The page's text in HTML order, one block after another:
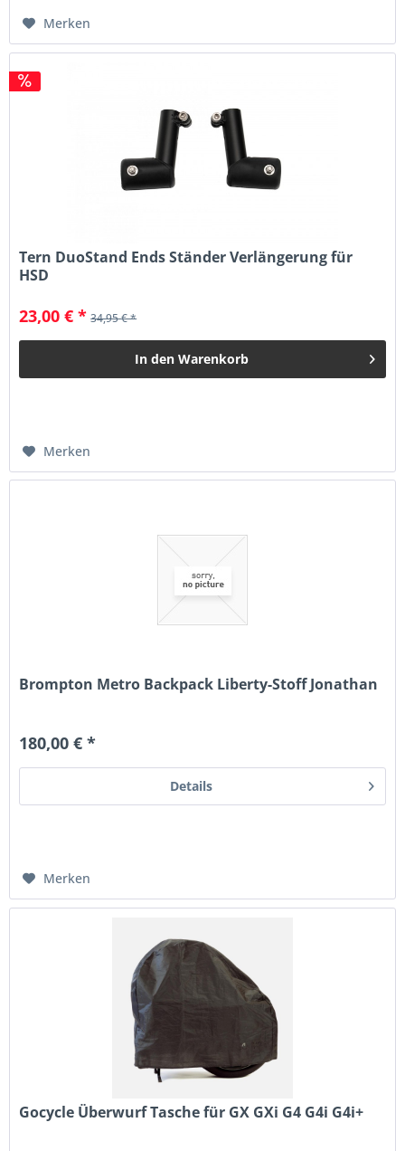
Merken
Tern DuoStand Ends Ständer Verlängerung für
HSD
23,00 € * 34,95 € *
In den Warenkorb
Merken
Brompton Metro Backpack Liberty-Stoff Jonathan
180,00 € *
Details
Merken
Gocycle Überwurf Tasche für GX GXi G4 G4i G4i+